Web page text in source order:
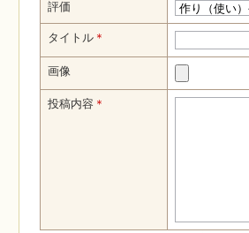
評価
タイトル ＊
画像
投稿内容 ＊